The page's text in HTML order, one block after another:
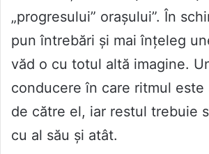
„progresului” orașului”. În
pun întrebări și mai înțeleg
văd o cu totul altă imagine.
conducere în care ritmul este
de către el, iar restul trebuie
cu al său și atât.